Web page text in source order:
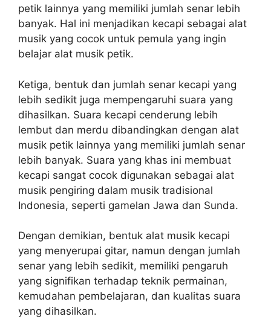
petik lainnya yang memiliki jumlah senar lebih
banyak. Hal ini menjadikan kecapi sebagai alat
musik yang cocok untuk pemula yang ingin
belajar alat musik petik.
Ketiga, bentuk dan jumlah senar kecapi yang
lebih sedikit juga mempengaruhi suara yang
dihasilkan. Suara kecapi cenderung lebih
lembut dan merdu dibandingkan dengan alat
musik petik lainnya yang memiliki jumlah senar
lebih banyak. Suara yang khas ini membuat
kecapi sangat cocok digunakan sebagai alat
musik pengiring dalam musik tradisional
Indonesia, seperti gamelan Jawa dan Sunda.
Dengan demikian, bentuk alat musik kecapi
yang menyerupai gitar, namun dengan jumlah
senar yang lebih sedikit, memiliki pengaruh
yang signifikan terhadap teknik permainan,
kemudahan pembelajaran, dan kualitas suara
yang dihasilkan.